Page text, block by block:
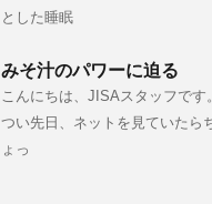
とした睡眠
みそ汁のパワーに迫る
こんにちは、JISAスタッフです。
つい先日、ネットを見ていたら
ょっ